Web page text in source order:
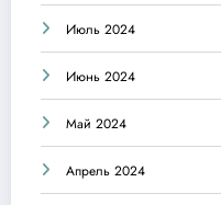
Июль 2024
Июнь 2024
Май 2024
Апрель 2024